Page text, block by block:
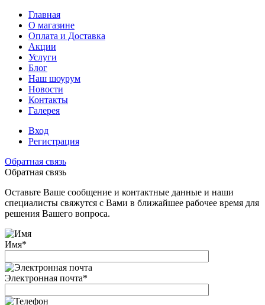
Главная
О магазине
Оплата и Доставка
Акции
Услуги
Блог
Наш шоурум
Новости
Контакты
Галерея
Вход
Регистрация
Обратная связь
Обратная связь
Оставьте Ваше сообщение и контактные данные и наши
специалисты свяжутся с Вами в ближайшее рабочее время для
решения Вашего вопроса.
Имя*
Электронная почта*